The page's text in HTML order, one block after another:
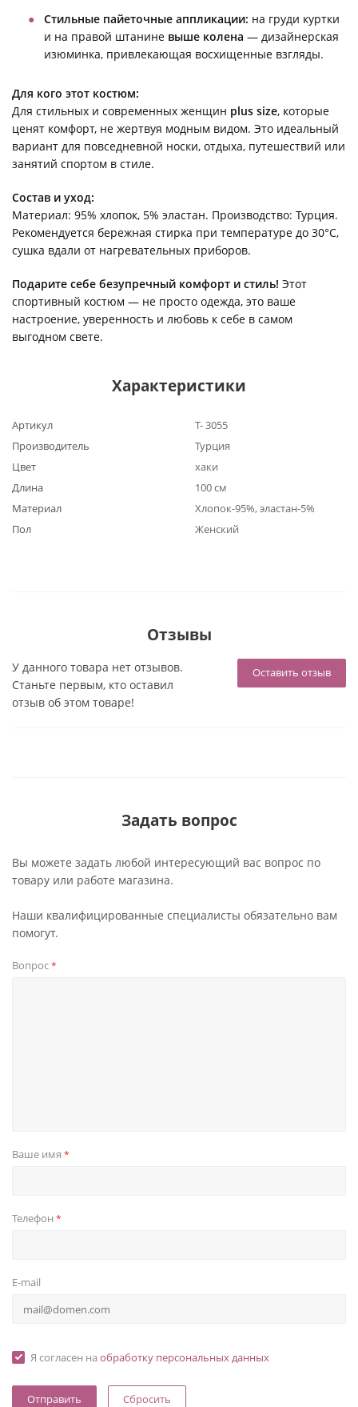
Стильные пайеточные аппликации: на груди куртки
и на правой штанине выше колена — дизайнерская
изюминка, привлекающая восхищенные взгляды.
Для кого этот костюм:
Для стильных и современных женщин plus size, которые
ценят комфорт, не жертвуя модным видом. Это идеальный
вариант для повседневной носки, отдыха, путешествий или
занятий спортом в стиле.
Состав и уход:
Материал: 95% хлопок, 5% эластан. Производство: Турция.
Рекомендуется бережная стирка при температуре до 30°C,
сушка вдали от нагревательных приборов.
Подарите себе безупречный комфорт и стиль! Этот
спортивный костюм — не просто одежда, это ваше
настроение, уверенность и любовь к себе в самом
выгодном свете.
Характеристики
Артикул
Т- 3055
Производитель
Турция
Цвет
хаки
Длина
100 см
Материал
Хлопок-95%, эластан-5%
Пол
Женский
Отзывы
Оставить отзыв
У данного товара нет отзывов.
Станьте первым, кто оставил
отзыв об этом товаре!
Задать вопрос
Вы можете задать любой интересующий вас вопрос по
товару или работе магазина.
Наши квалифицированные специалисты обязательно вам
помогут.
Вопрос*
Ваше имя *
Телефон *
E-mail
Я согласен на обработку персональных данных
Сбросить